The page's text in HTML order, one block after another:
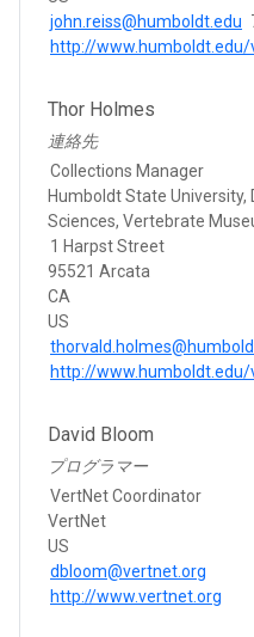
john.reiss@humboldt.edu
http://
Thor Holmes
連絡先
Collections Manager
Humboldt State
Sciences, Vertebrate
1 Harpst Street
95521 Arcata
CA
US
http://
David Bloom
プログラマー
VertNet Coordinator
VertNet
US
dbloom@vertnet.org
http://www.vertnet.org